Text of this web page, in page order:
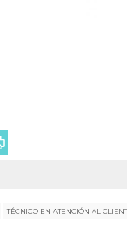
TÉCNICO EN ATENCIÓN AL